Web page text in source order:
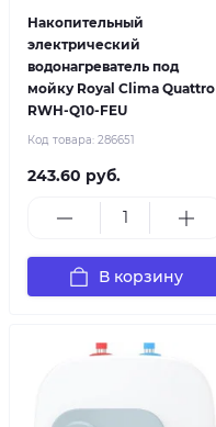
Накопительный
электрический
водонагреватель под
мойку Royal Clima Quattro
RWH-Q10-FEU
Код товара: 286651
243.60 руб.
В корзину